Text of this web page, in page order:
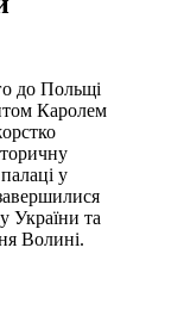
до Польщі
Каролем
у
України та
Волині.